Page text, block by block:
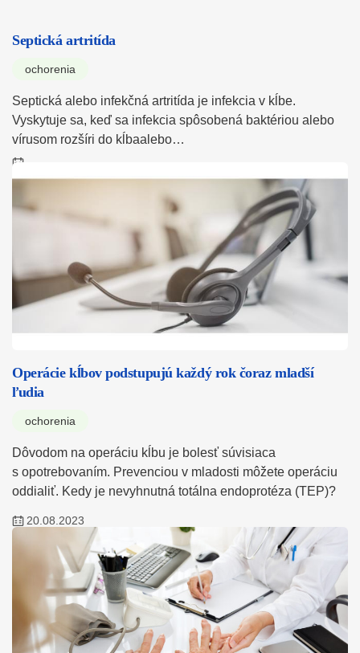
Septická artritída
ochorenia
Septická alebo infekčná artritída je infekcia v kĺbe.
Vyskytuje sa, keď sa infekcia spôsobená baktériou alebo
vírusom rozšíri do kĺbaalebo…
Operácie kĺbov podstupujú každý rok čoraz mladší
ľudia
ochorenia
Dôvodom na operáciu kĺbu je bolesť súvisiaca
s opotrebovaním. Prevenciou v mladosti môžete operáciu
oddialiť. Kedy je nevyhnutná totálna endoprotéza (TEP)?
20.08.2023